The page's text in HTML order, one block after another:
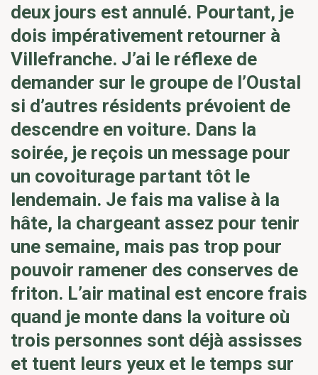
deux jours est annulé. Pourtant, je
dois impérativement retourner à
Villefranche. J’ai le réflexe de
demander sur le groupe de l’Oustal
si d’autres résidents prévoient de
descendre en voiture. Dans la
soirée, je reçois un message pour
un covoiturage partant tôt le
lendemain. Je fais ma valise à la
hâte, la chargeant assez pour tenir
une semaine, mais pas trop pour
pouvoir ramener des conserves de
friton. L’air matinal est encore frais
quand je monte dans la voiture où
trois personnes sont déjà assisses
et tuent leurs yeux et le temps sur